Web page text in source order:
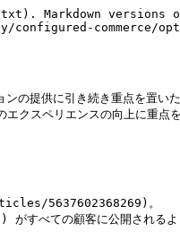
追加されました。
* バナー ウィジェットの最小バナー高さフィールドを、応答性を考慮してコンテキストに合わせて更新しました。
* 検索可能なドロップダウンを使用して、ユーザー管理ページで承認者を簡単に検索して割り当てる機能を追加しました。
* 行ウィジェットが全幅コンテンツを表示する方法を制御するためのカスタム CSS フィールドを追加しました。
* SEO のベスト プラクティスに従うようにページ区切りを改善しました。
* カートをクリアせずに[プロモーション コードを削除できる](https://support.optimizely.com/hc/en-us/articles/4413191635341)機能を追加しました。
* プロモーション コード フォーム ウィジェットを[カート ページ](https://support.optimizely.com/hc/en-us/articles/7495386191117)と[チェックアウト - 配送ページに追加しました](https://support.optimizely.com/hc/en-us/articles/7495545633421)。
* [バナー](https://support.optimizely.com/hc/en-us/articles/7469177310093)、[画像](https://support.optimizely.com/hc/en-us/articles/7469177310093)、[製品カルーセル](https://support.optimizely.com/hc/en-us/articles/9478797427725)、[ブランド ギャラリー](https://support.optimizely.com/hc/en-us/articles/7469730480013)ウィジェットのコンテキスト固有のコンテンツを作成する機能が追加されました。
* [タグ フィールド](https://support.optimizely.com/hc/en-us/articles/11286625266701)の下にフィールド テキストが追加され、目的のタグを追加するにはキーボードの Enter キーをクリックするように指示されました。 このフィールドには、フィールドがフォーカスを失った場合にタグを保存する自動保存機能もあります。
* 方向、折り返し、コンテンツの両端揃え、項目の配置、コンテンツの配置などの構成オプションを備えた[Flex Row ウィジェット](https://support.optimizely.com/hc/en-us/articles/4413199747341)を追加しました。
* Froala イメージEditorを更新して、Spire 機能に対応できるようにしました。
* 顧客/パートナーが Spire 用のサードパーティ NPM パッケージをインストールできるようにサポートを追加しました。
* 商品詳細ページの[画像カルーセルウィジェッ